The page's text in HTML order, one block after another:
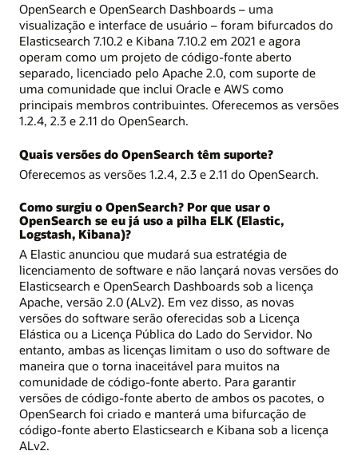
OpenSearch e OpenSearch Dashboards – uma
visualização e interface de usuário – foram bifurcados do
Elasticsearch 7.10.2 e Kibana 7.10.2 em 2021 e agora
operam como um projeto de código-fonte aberto
separado, licenciado pelo Apache 2.0, com suporte de
uma comunidade que inclui Oracle e AWS como
principais membros contribuintes. Oferecemos as versões
1.2.4, 2.3 e 2.11 do OpenSearch.
Quais versões do OpenSearch têm suporte?
Oferecemos as versões 1.2.4, 2.3 e 2.11 do OpenSearch.
Como surgiu o OpenSearch? Por que usar o
OpenSearch se eu já uso a pilha ELK (Elastic,
Logstash, Kibana)?
A Elastic anunciou que mudará sua estratégia de
licenciamento de software e não lançará novas versões do
Elasticsearch e OpenSearch Dashboards sob a licença
Apache, versão 2.0 (ALv2). Em vez disso, as novas
versões do software serão oferecidas sob a Licença
Elástica ou a Licença Pública do Lado do Servidor. No
entanto, ambas as licenças limitam o uso do software de
maneira que o torna inaceitável para muitos na
comunidade de código-fonte aberto. Para garantir
versões de código-fonte aberto de ambos os pacotes, o
OpenSearch foi criado e manterá uma bifurcação de
código-fonte aberto Elasticsearch e Kibana sob a licença
ALv2.